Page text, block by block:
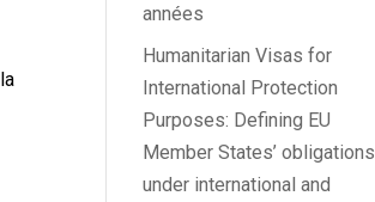
années
Humanitarian Visas for
International Protection
Purposes: Defining EU
Member States’ obligations
under international and